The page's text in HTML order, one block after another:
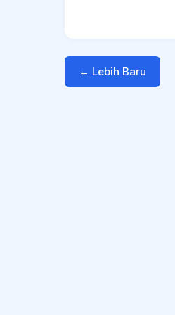
← Lebih Baru